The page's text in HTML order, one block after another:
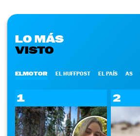
LO MÁS
VISTO
ELMOTOR EL HUFFPOST EL PAÍS AS
1 2